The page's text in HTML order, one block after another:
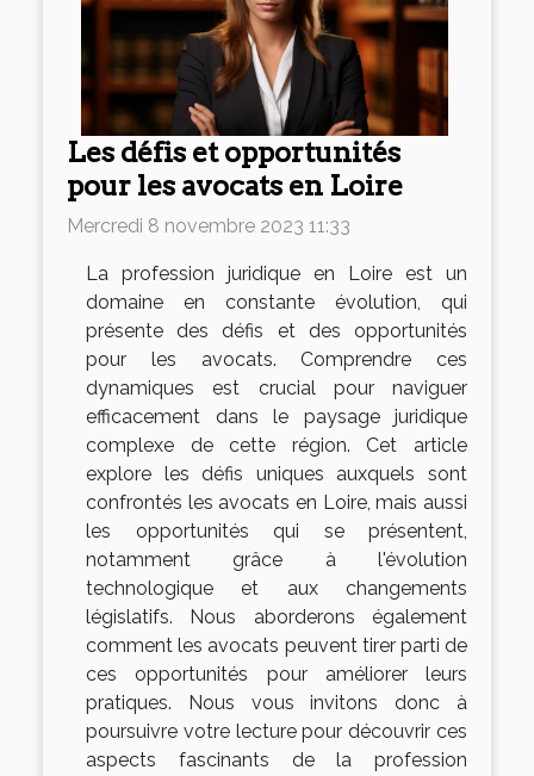
Les défis et opportunités
pour les avocats en Loire
Mercredi 8 novembre 2023 11:33
La profession juridique en Loire est un
domaine en constante évolution, qui
présente des défis et des opportunités
pour les avocats. Comprendre ces
dynamiques est crucial pour naviguer
efficacement dans le paysage juridique
complexe de cette région. Cet article
explore les défis uniques auxquels sont
confrontés les avocats en Loire, mais aussi
les opportunités qui se présentent,
notamment grâce à l'évolution
technologique et aux changements
législatifs. Nous aborderons également
comment les avocats peuvent tirer parti de
ces opportunités pour améliorer leurs
pratiques. Nous vous invitons donc à
poursuivre votre lecture pour découvrir ces
aspects fascinants de la profession